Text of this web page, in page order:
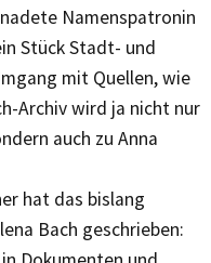
Namenspatronin
Stück Stadt- und
mit Quellen, wie
Archiv wird ja nicht nur
auch zu Anna
hat das bislang
Bach geschrieben: